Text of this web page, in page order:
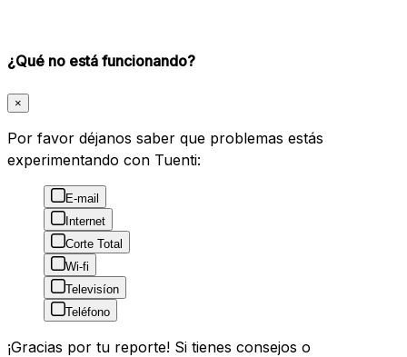
¿Qué no está funcionando?
×
Por favor déjanos saber que problemas estás
experimentando con Tuenti:
E-mail
Internet
Corte Total
Wi-fi
Televisíon
Teléfono
¡Gracias por tu reporte! Si tienes consejos o